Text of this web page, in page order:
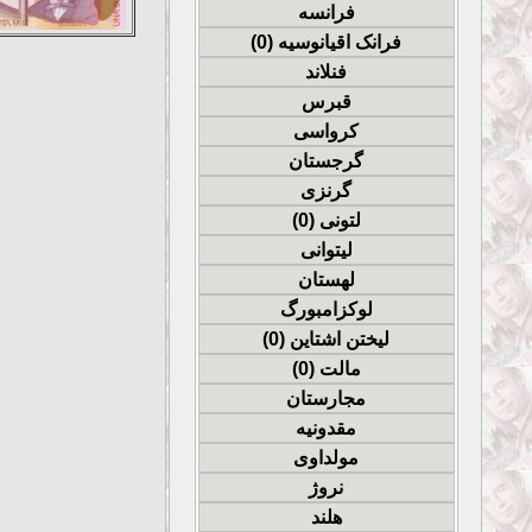
فرانسه
فرانک اقیانوسیه (0)
فنلاند
قبرس
کرواسی
گرجستان
گرنزی
لتونی (0)
لیتوانی
لهستان
لوکزامبورگ
لیختن اشتاین (0)
مالت (0)
مجارستان
مقدونیه
مولداوی
نروژ
هلند